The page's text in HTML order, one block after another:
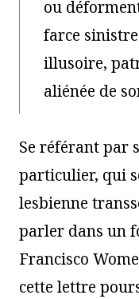
ou
farce
illusoire,
aliénée de
Se référant par
particulier, qui
lesbienne
parler dans un
Francisco
cette lettre